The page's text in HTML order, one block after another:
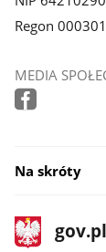
Regon
MEDIA
Na skróty
stopka
gov.pl
Strona
gov.pl